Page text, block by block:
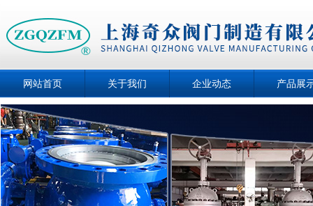
网站首页 关于我们 企业动态 产品展